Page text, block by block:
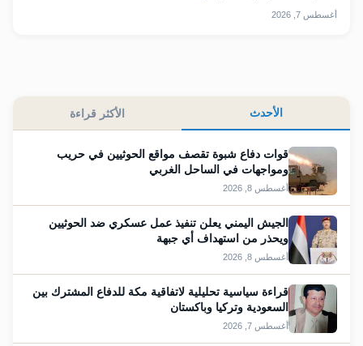
أغسطس 7, 2026
الأحدث الأكثر قراءة
قوات دفاع شبوة تقصف مواقع الحوثيين في حريب
ومواجهات في الساحل الغربي
أغسطس 8, 2026
الجيش اليمني يعلن تنفيذ عمل عسكري ضد الحوثيين
ويحذر من استهداف أي جبهة
أغسطس 8, 2026
قراءة سياسية تحليلية لاتفاقية مكة للدفاع المشترك بين
السعودية وتركيا وباكستان
أغسطس 7, 2026